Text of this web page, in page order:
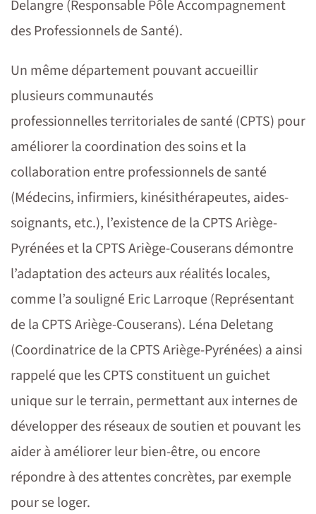
Delangre (Responsable Pôle Accompagnement
des Professionnels de Santé).
Un même département pouvant accueillir
plusieurs communautés
professionnelles territoriales de santé (CPTS) pour
améliorer la coordination des soins et la
collaboration entre professionnels de santé
(Médecins, infirmiers, kinésithérapeutes, aides-
soignants, etc.), l’existence de la CPTS Ariège-
Pyrénées et la CPTS Ariège-Couserans démontre
l’adaptation des acteurs aux réalités locales,
comme l’a souligné Eric Larroque (Représentant
de la CPTS Ariège-Couserans). Léna Deletang
(Coordinatrice de la CPTS Ariège-Pyrénées) a ainsi
rappelé que les CPTS constituent un guichet
unique sur le terrain, permettant aux internes de
développer des réseaux de soutien et pouvant les
aider à améliorer leur bien-être, ou encore
répondre à des attentes concrètes, par exemple
pour se loger.